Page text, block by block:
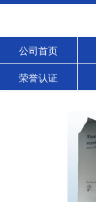
公司首页
荣誉认证